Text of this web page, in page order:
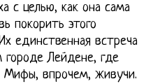
с целью, как она сама
покорить этого
единственная встреча
городе Лейдене, где
впрочем, живучи.